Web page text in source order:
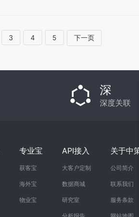
3 4 5 下一页
深
深度关联
专业宝
获客宝
海外宝
物业宝
API接入
大客户定制
数据商城
研究室
关于中
公司简介
联系我们
服务条款